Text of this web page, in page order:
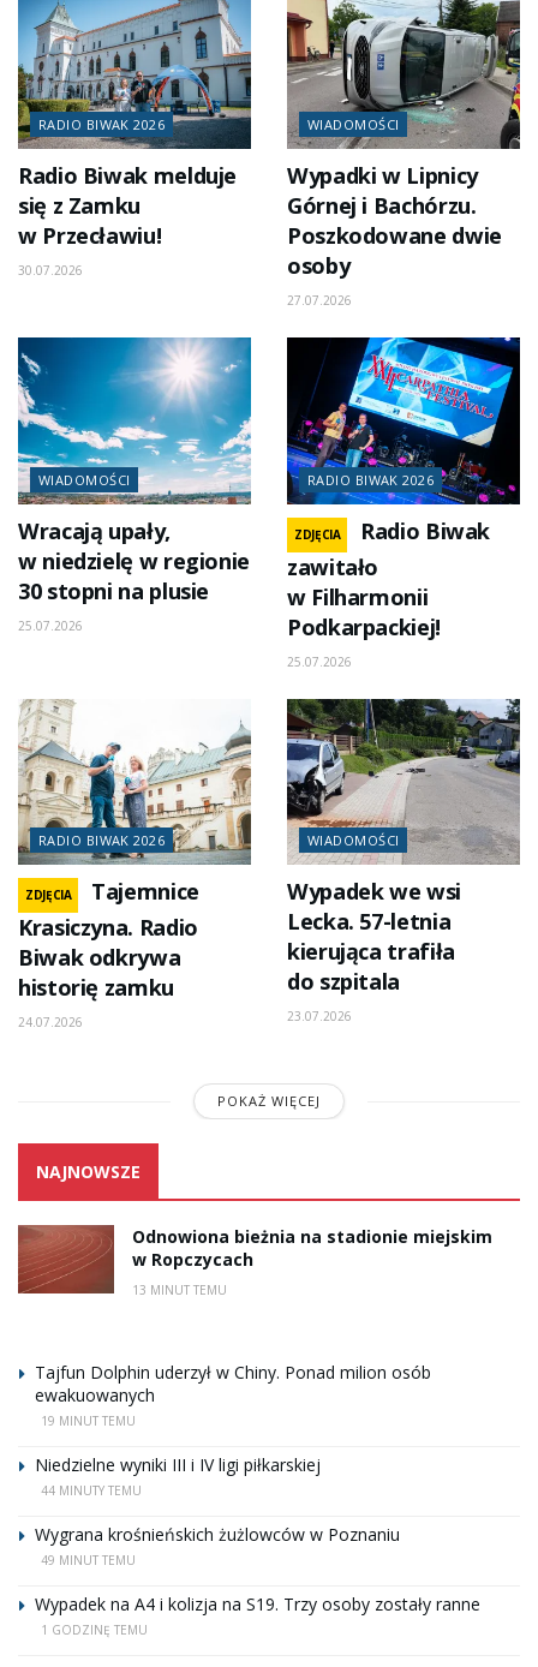
RADIO BIWAK 2026
Radio Biwak melduje
się z Zamku
w Przecławiu!
30.07.2026
WIADOMOŚCI
Wypadki w Lipnicy
Górnej i Bachórzu.
Poszkodowane dwie
osoby
27.07.2026
WIADOMOŚCI
Wracają upały,
w niedzielę w regionie
30 stopni na plusie
25.07.2026
RADIO BIWAK 2026
ZDJĘCIA
Radio Biwak
zawitało
w Filharmonii
Podkarpackiej!
25.07.2026
RADIO BIWAK 2026
ZDJĘCIA
Tajemnice
Krasiczyna. Radio
Biwak odkrywa
historię zamku
24.07.2026
WIADOMOŚCI
Wypadek we wsi
Lecka. 57-letnia
kierująca trafiła
do szpitala
23.07.2026
POKAŻ WIĘCEJ
NAJNOWSZE
Odnowiona bieżnia na stadionie miejskim
w Ropczycach
13 MINUT TEMU
Tajfun Dolphin uderzył w Chiny. Ponad milion osób
ewakuowanych
19 MINUT TEMU
Niedzielne wyniki III i IV ligi piłkarskiej
44 MINUTY TEMU
Wygrana krośnieńskich żużlowców w Poznaniu
49 MINUT TEMU
Wypadek na A4 i kolizja na S19. Trzy osoby zostały ranne
1 GODZINĘ TEMU